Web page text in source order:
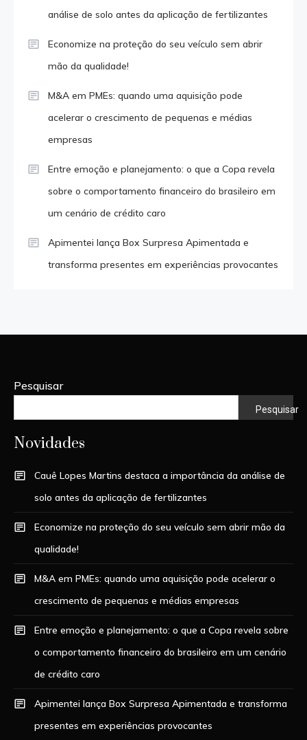
análise de solo antes da aplicação de fertilizantes
Economize na proteção do seu veículo sem abrir
mão da qualidade!
M&A em PMEs: quando uma aquisição pode
acelerar o crescimento de pequenas e médias
empresas
Entre emoção e planejamento: o que a Copa revela
sobre o comportamento financeiro do brasileiro em
um cenário de crédito caro
Apimentei lança Box Surpresa Apimentada e
transforma presentes em experiências provocantes
Pesquisar
Pesquisar
Novidades
Cauê Lopes Martins destaca a importância da análise de
solo antes da aplicação de fertilizantes
Economize na proteção do seu veículo sem abrir mão da
qualidade!
M&A em PMEs: quando uma aquisição pode acelerar o
crescimento de pequenas e médias empresas
Entre emoção e planejamento: o que a Copa revela sobre
o comportamento financeiro do brasileiro em um cenário
de crédito caro
Apimentei lança Box Surpresa Apimentada e transforma
presentes em experiências provocantes